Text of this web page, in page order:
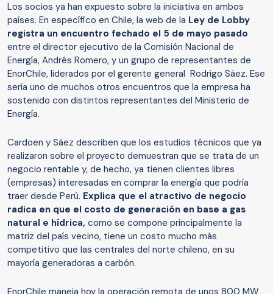
Los socios ya han expuesto sobre la iniciativa en ambos
países. En específico en Chile, la web de la Ley de Lobby
registra un encuentro fechado el 5 de mayo pasado
entre el director ejecutivo de la Comisión Nacional de
Energía, Andrés Romero, y un grupo de representantes de
EnorChile, liderados por el gerente general Rodrigo Sáez. Ese
sería uno de muchos otros encuentros que la empresa ha
sostenido con distintos representantes del Ministerio de
Energía.
Cardoen y Sáez describen que los estudios técnicos que ya
realizaron sobre el proyecto demuestran que se trata de un
negocio rentable y, de hecho, ya tienen clientes libres
(empresas) interesadas en comprar la energía que podría
traer desde Perú. Explica que el atractivo de negocio
radica en que el costo de generación en base a gas
natural e hídrica, como se compone principalmente la
matriz del país vecino, tiene un costo mucho más
competitivo que las centrales del norte chileno, en su
mayoría generadoras a carbón.